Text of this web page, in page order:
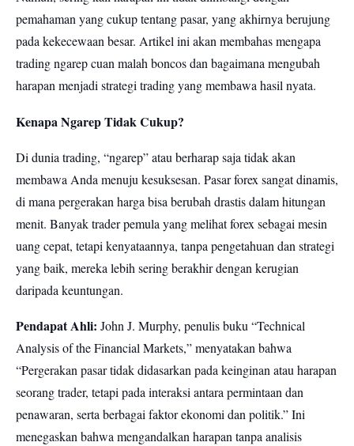
pemahaman yang cukup tentang pasar, yang akhirnya berujung
pada kekecewaan besar. Artikel ini akan membahas mengapa
trading ngarep cuan malah boncos dan bagaimana mengubah
harapan menjadi strategi trading yang membawa hasil nyata.
Kenapa Ngarep Tidak Cukup?
Di dunia trading, “ngarep” atau berharap saja tidak akan
membawa Anda menuju kesuksesan. Pasar forex sangat dinamis,
di mana pergerakan harga bisa berubah drastis dalam hitungan
menit. Banyak trader pemula yang melihat forex sebagai mesin
uang cepat, tetapi kenyataannya, tanpa pengetahuan dan strategi
yang baik, mereka lebih sering berakhir dengan kerugian
daripada keuntungan.
Pendapat Ahli: John J. Murphy, penulis buku “Technical
Analysis of the Financial Markets,” menyatakan bahwa
“Pergerakan pasar tidak didasarkan pada keinginan atau harapan
seorang trader, tetapi pada interaksi antara permintaan dan
penawaran, serta berbagai faktor ekonomi dan politik.” Ini
menegaskan bahwa mengandalkan harapan tanpa analisis